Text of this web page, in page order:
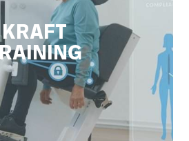
KRAFT